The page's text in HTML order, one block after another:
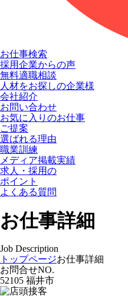
お仕事検索
採用企業からの声
無料適職相談
人材をお探しの企業様
会社紹介
お問い合わせ
お気に入りのお仕事
ご提案
選ばれる理由
職業訓練
メディア掲載実績
求人・採用の
ポイント
よくある質問
お仕事詳細
Job Description
トップページお仕事詳細
お問合せNO.
52105 福井市